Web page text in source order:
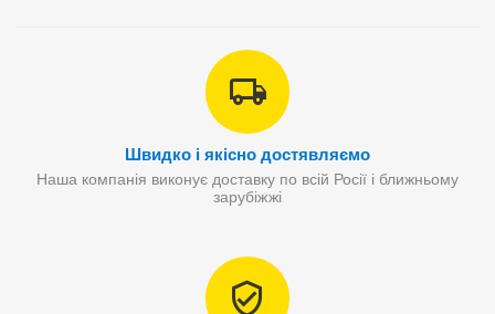
Швидко і якісно достявляємо
Наша компанія виконує доставку по всій Росії і ближньому
зарубіжжі